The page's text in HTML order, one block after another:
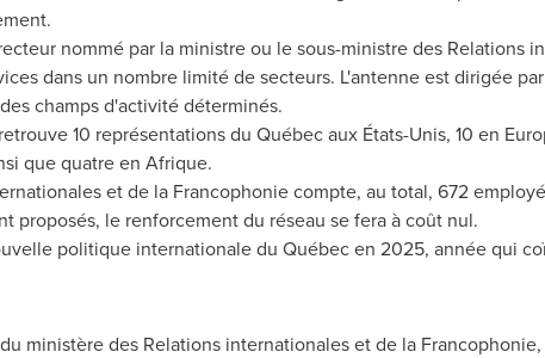
nommé par la ministre ou le sous-ministre des Relations
dans un nombre limité de secteurs. L'antenne est dirigée
champs d'activité déterminés.
10 représentations du Québec aux États-Unis, 10 en
que quatre en Afrique.
et de la Francophonie compte, au total, 672
proposés, le renforcement du réseau se fera à coût nul.
politique internationale du Québec en 2025, année qui
ministère des Relations internationales et de la